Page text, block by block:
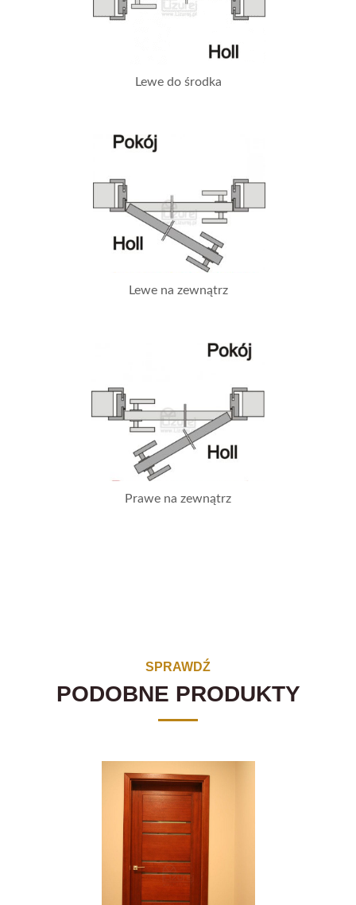
Lewe do środka
Lewe na zewnątrz
Prawe na zewnątrz
SPRAWDŹ
PODOBNE PRODUKTY